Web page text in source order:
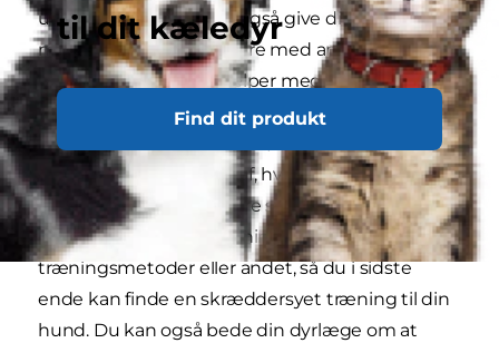
til dit kæledyr
Find dit produkt
ud af denne tid. Det vil også give din hund
mulighed for at socialisere med andre hunde og
mennesker, og det hjælper med at forebygge
problemer med angst og voldsom adfærd.
RSPCA
træning for at finde ud af, hvad der passer bedst
til sin hvalp. Det kan være størrelsen på holdet,
om træningen er belønningsbaseret, bestemte
træningsmetoder eller andet, så du i sidste
ende kan finde en skræddersyet træning til din
hund. Du kan også bede din dyrlæge om at